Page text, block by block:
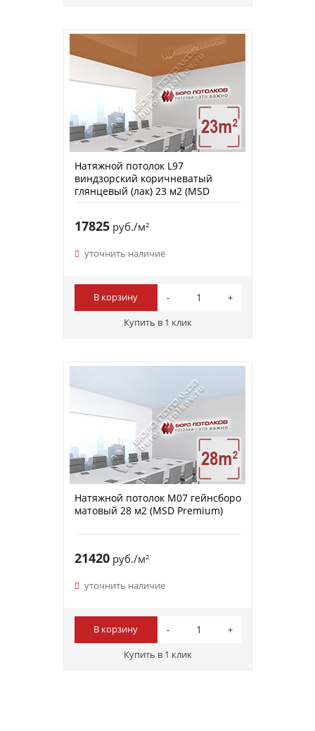
Натяжной потолок L97
виндзорский коричневатый
глянцевый (лак) 23 м2 (MSD
17825руб./м²
уточнить наличие
В корзину
Купить в 1 клик
Натяжной потолок M07 гейнсборо
матовый 28 м2 (MSD Premium)
21420руб./м²
уточнить наличие
В корзину
Купить в 1 клик